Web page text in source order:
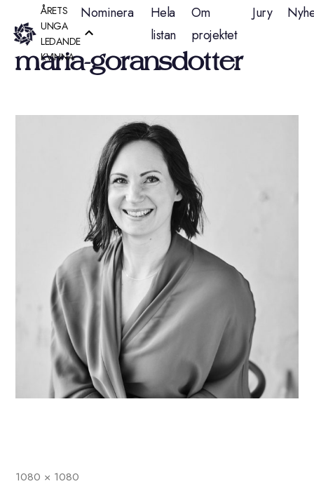
Hoppa
till
innehåll
ÅRETS
UNGA
LEDANDE
KVINNA
Nominera
Hela
listan
Om
projektet
Jury
maria-goransdotter
Full
1080 × 1080